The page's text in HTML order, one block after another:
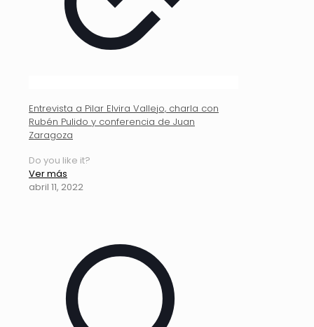
Entrevista a Pilar Elvira Vallejo, charla con
Rubén Pulido y conferencia de Juan
Zaragoza
Do you like it?
Ver más
abril 11, 2022